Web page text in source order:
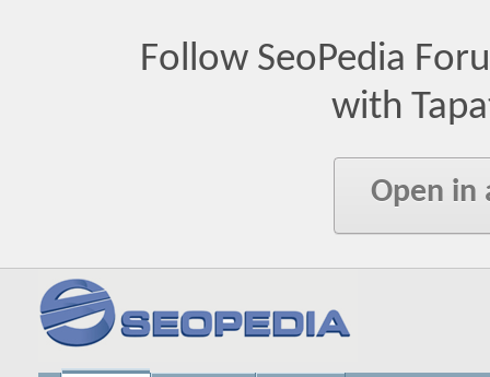
Follow SeoPedia
with
Open in